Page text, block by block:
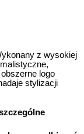
z wysokiej
logo
stylizacji